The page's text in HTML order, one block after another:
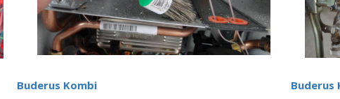
Buderus Kombi
Buderus